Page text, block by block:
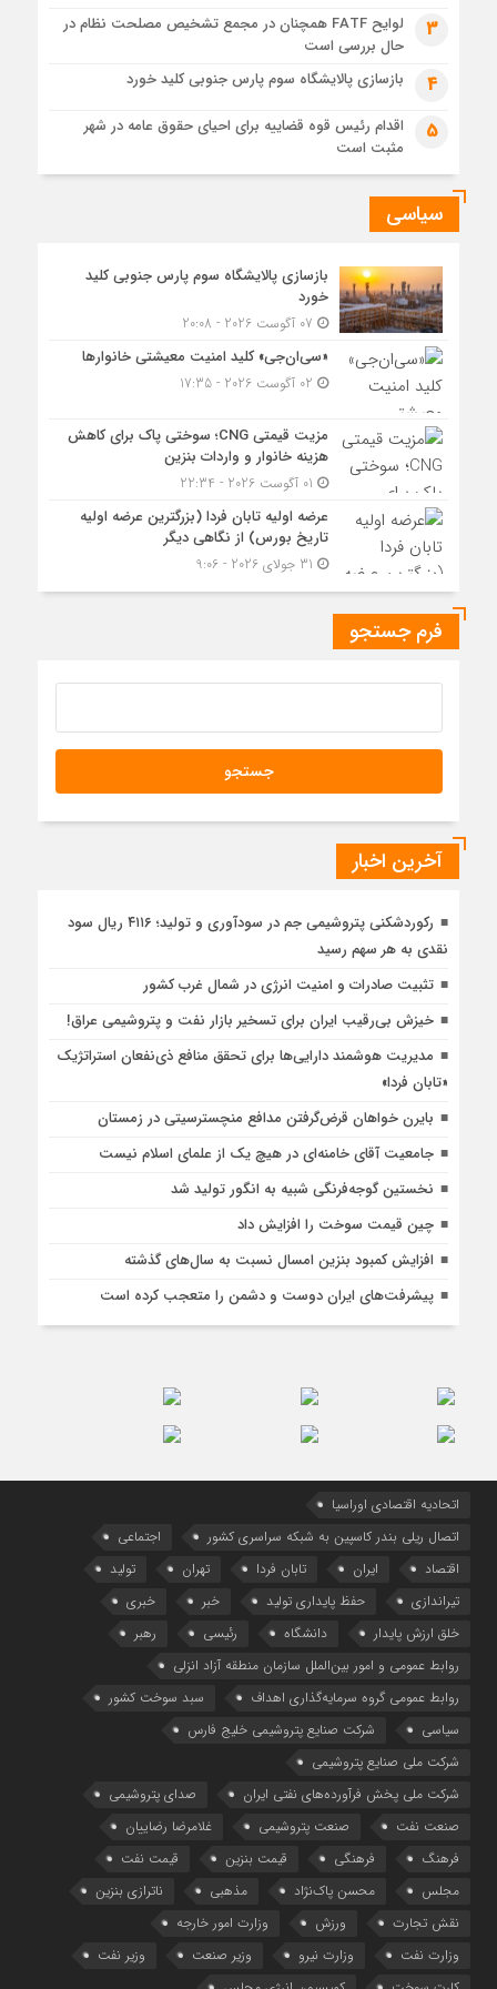
5 روز قبل
مزیت قیمتی CNG؛ سوختی پاک برای کاهش هزینه خانوار و
واردات بنزین
3
لوایح FATF همچنان در مجمع تشخیص مصلحت نظام در
حال بررسی است
4 بازسازی پالایشگاه سوم پارس جنوبی کلید خورد
5
اقدام رئیس قوه قضاییه برای احیای حقوق عامه در شهر
مثبت است
سیاسی
بازسازی پالایشگاه سوم پارس جنوبی کلید
خورد
«سی‌ان‌جی» کلید امنیت معیشتی خانوارها
مزیت قیمتی CNG؛ سوختی پاک برای کاهش
هزینه خانوار و واردات بنزین
عرضه اولیه تابان فردا (بزرگترین عرضه اولیه
تاریخ بورس) از نگاهی دیگر
فرم جستجو
آخرین اخبار
رکوردشکنی پتروشیمی جم در سودآوری و تولید؛ ۴۱۱۶ ریال سود
نقدی به هر سهم رسید
تثبیت صادرات و امنیت انرژی در شمال‌ غرب کشور
خیزش بی‌رقیب ایران برای تسخیر بازار نفت و پتروشیمی عراق!
مدیریت هوشمند دارایی‌ها برای تحقق منافع ذی‌نفعان استراتژیک
«تابان فردا»
بایرن خواهان قرض‌گرفتن مدافع منچسترسیتی در زمستان
جامعیت آقای خامنه‌ای در هیچ یک از علمای اسلام نیست
نخستین گوجه‌فرنگی شبیه به انگور تولید شد
چین قیمت سوخت را افزایش داد
افزایش کمبود بنزین امسال نسبت به سال‌های گذشته
پیشرفت‌های ایران دوست و دشمن را متعجب کرده است
اتحادیه اقتصادی اوراسیا
اتصال ریلی بندر کاسپین به شبکه سراسری کشور
اجتماعی
اقتصاد
ایران تابان فردا تهران
تولید
تیراندازی
حفظ پایداری تولید خبر
خبری
خلق ارزش پایدار
دانشگاه رئیسی
رهبر
روابط عمومی و امور بین‌الملل سازمان منطقه آزاد انزلی
روابط عمومی گروه سرمایه‌گذاری اهداف
سبد سوخت کشور
سیاسی
شرکت صنایع پتروشیمی خلیج فارس
شرکت ملی صنایع پتروشیمی
شرکت ملی پخش فرآورده‌های نفتی ایران
صدای پتروشیمی
صنعت نفت
صنعت پتروشیمی
غلامرضا رضاییان
فرهنگ
فرهنگی قیمت بنزین
قیمت نفت
مجلس
محسن پاک‌نژاد مذهبی
ناترازی بنزین
نقش تجارت
ورزش
وزارت امور خارجه
وزارت نفت
وزارت نیرو وزیر صنعت
وزیر نفت